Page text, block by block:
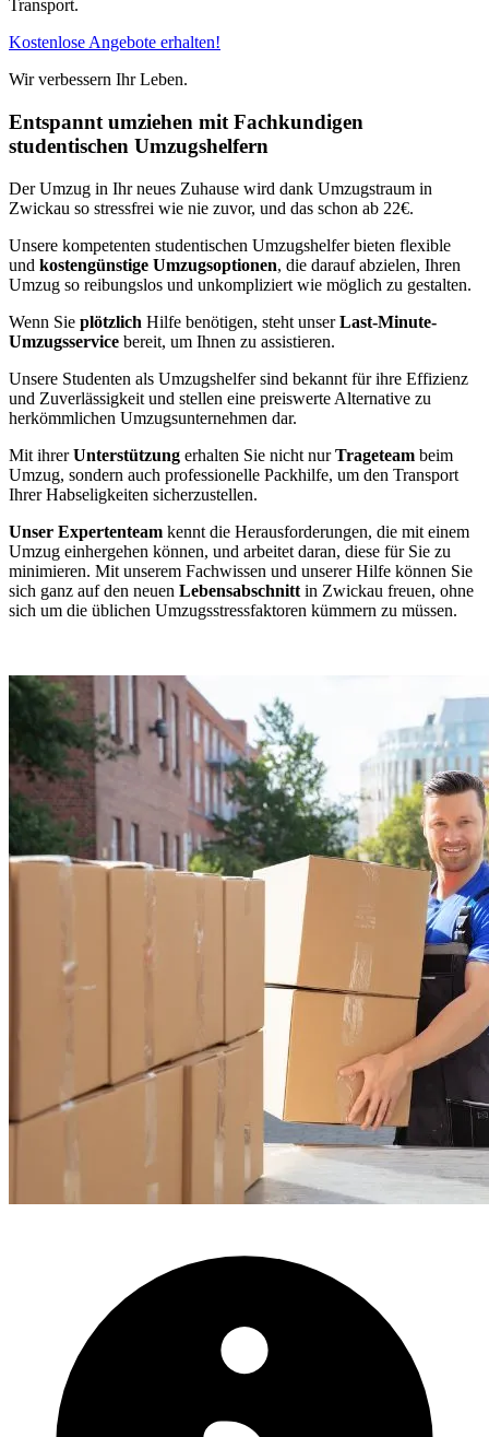
Transport.
Kostenlose Angebote erhalten!
Wir verbessern Ihr Leben.
Entspannt umziehen mit Fachkundigen
studentischen Umzugshelfern
Der Umzug in Ihr neues Zuhause wird dank Umzugstraum in
Zwickau so stressfrei wie nie zuvor, und das schon ab 22€.
Unsere kompetenten studentischen Umzugshelfer bieten flexible
und kostengünstige Umzugsoptionen, die darauf abzielen, Ihren
Umzug so reibungslos und unkompliziert wie möglich zu gestalten.
Wenn Sie plötzlich Hilfe benötigen, steht unserLast-Minute-
Umzugsservice bereit, um Ihnen zu assistieren.
Unsere Studenten als Umzugshelfer sind bekannt für ihre Effizienz
und Zuverlässigkeit und stellen eine preiswerte Alternative zu
herkömmlichen Umzugsunternehmen dar.
Mit ihrerUnterstützung erhalten Sie nicht nurTrageteam beim
Umzug, sondern auch professionelle Packhilfe, um den Transport
Ihrer Habseligkeiten sicherzustellen.
Unser Expertenteam kennt die Herausforderungen, die mit einem
Umzug einhergehen können, und arbeitet daran, diese für Sie zu
minimieren. Mit unserem Fachwissen und unserer Hilfe können Sie
sich ganz auf den neuen Lebensabschnitt in Zwickau freuen, ohne
sich um die üblichen Umzugsstressfaktoren kümmern zu müssen.